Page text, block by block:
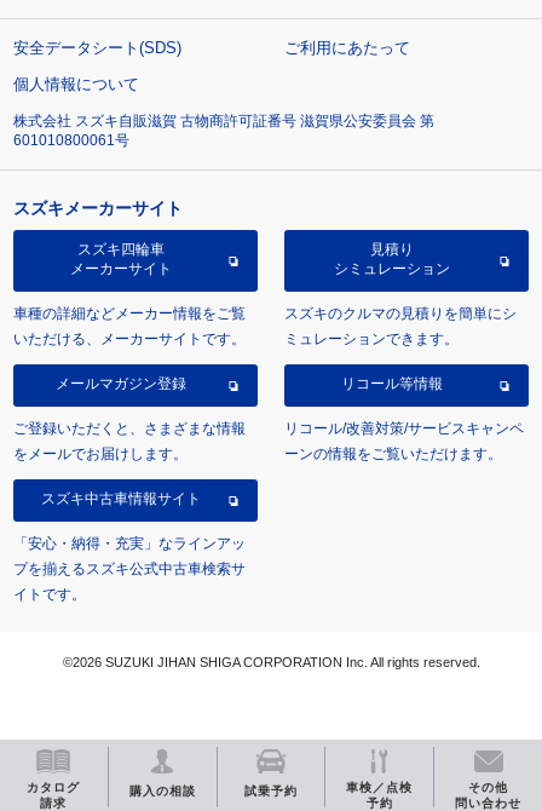
カタログ
請求
購入の相談 試乗予約
車検／点検
予約
その他
問い合わせ
安全データシート(SDS)
ご利用にあたって
個人情報について
株式会社 スズキ自販滋賀 古物商許可証番号 滋賀県公安委員会 第
601010800061号
スズキメーカーサイト
スズキ四輪車
メーカーサイト
車種の詳細などメーカー情報をご覧
いただける、メーカーサイトです。
見積り
シミュレーション
スズキのクルマの見積りを簡単にシ
ミュレーションできます。
メールマガジン登録
ご登録いただくと、さまざまな情報
をメールでお届けします。
リコール等情報
リコール/改善対策/サービスキャンペ
ーンの情報をご覧いただけます。
スズキ中古車情報サイト
「安心・納得・充実」なラインアッ
プを揃えるスズキ公式中古車検索サ
イトです。
©2026 SUZUKI JIHAN SHIGA CORPORATION Inc. All rights reserved.